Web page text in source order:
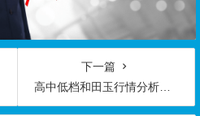
下一篇
高中低档和田玉行情分析，新手必须了解的宝典秘籍！